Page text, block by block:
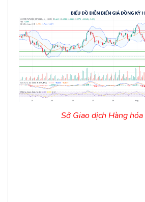
Sở Giao dịch Hàng